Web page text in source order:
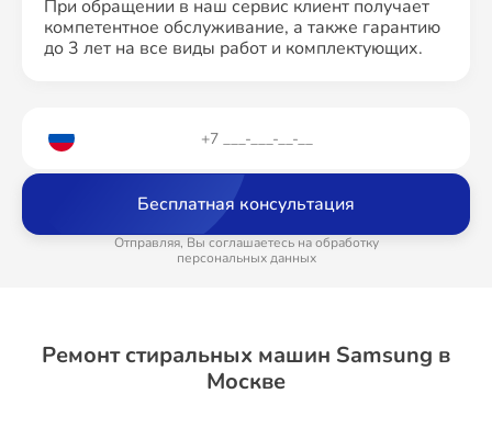
При обращении в наш сервис клиент получает
компетентное обслуживание, а также гарантию
до 3 лет на все виды работ и комплектующих.
Бесплатная консультация
Отправляя, Вы соглашаетесь на обработку
персональных данных
Ремонт стиральных машин Samsung в
Москве